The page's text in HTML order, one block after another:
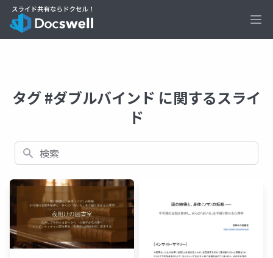
タグ #ダブルバインド に関するスライ
ド
検索